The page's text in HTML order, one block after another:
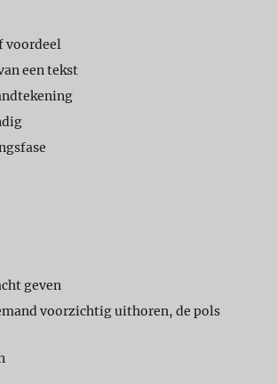
voordeel
een tekst
geven
voorzichtig uithoren, de pols